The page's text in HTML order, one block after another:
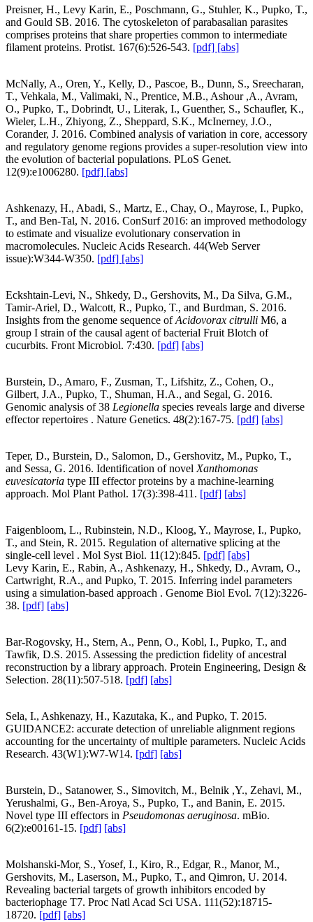
Preisner, H., Levy Karin, E., Poschmann, G., Stuhler, K., Pupko, T.,
and Gould SB. 2016. The cytoskeleton of parabasalian parasites
comprises proteins that share properties common to intermediate
filament proteins. Protist. 167(6):526-543. [pdf] [abs]
McNally, A., Oren, Y., Kelly, D., Pascoe, B., Dunn, S., Sreecharan,
T., Vehkala, M., Valimaki, N., Prentice, M.B., Ashour ,A., Avram,
O., Pupko, T., Dobrindt, U., Literak, I., Guenther, S., Schaufler, K.,
Wieler, L.H., Zhiyong, Z., Sheppard, S.K., McInerney, J.O.,
Corander, J. 2016. Combined analysis of variation in core, accessory
and regulatory genome regions provides a super-resolution view into
the evolution of bacterial populations. PLoS Genet.
12(9):e1006280. [pdf] [abs]
Ashkenazy, H., Abadi, S., Martz, E., Chay, O., Mayrose, I., Pupko,
T., and Ben-Tal, N. 2016. ConSurf 2016: an improved methodology
to estimate and visualize evolutionary conservation in
macromolecules. Nucleic Acids Research. 44(Web Server
issue):W344-W350. [pdf] [abs]
Eckshtain-Levi, N., Shkedy, D., Gershovits, M., Da Silva, G.M.,
Tamir-Ariel, D., Walcott, R., Pupko, T., and Burdman, S. 2016.
Insights from the genome sequence ofAcidovorax citrulli M6, a
group I strain of the causal agent of bacterial Fruit Blotch of
cucurbits. Front Microbiol. 7:430. [pdf] [abs]
Burstein, D., Amaro, F., Zusman, T., Lifshitz, Z., Cohen, O.,
Gilbert, J.A., Pupko, T., Shuman, H.A., and Segal, G. 2016.
Genomic analysis of 38 Legionella species reveals large and diverse
effector repertoires . Nature Genetics. 48(2):167-75. [pdf] [abs]
Teper, D., Burstein, D., Salomon, D., Gershovitz, M., Pupko, T.,
and Sessa, G. 2016. Identification of novel Xanthomonas
euvesicatoria type III effector proteins by a machine-learning
approach. Mol Plant Pathol. 17(3):398-411. [pdf] [abs]
Faigenbloom, L., Rubinstein, N.D., Kloog, Y., Mayrose, I., Pupko,
T., and Stein, R. 2015. Regulation of alternative splicing at the
single-cell level . Mol Syst Biol. 11(12):845. [pdf] [abs]
Levy Karin, E., Rabin, A., Ashkenazy, H., Shkedy, D., Avram, O.,
Cartwright, R.A., and Pupko, T. 2015. Inferring indel parameters
using a simulation-based approach . Genome Biol Evol. 7(12):3226-
38. [pdf] [abs]
Bar-Rogovsky, H., Stern, A., Penn, O., Kobl, I., Pupko, T., and
Tawfik, D.S. 2015. Assessing the prediction fidelity of ancestral
reconstruction by a library approach. Protein Engineering, Design &
Selection. 28(11):507-518. [pdf] [abs]
Sela, I., Ashkenazy, H., Kazutaka, K., and Pupko, T. 2015.
GUIDANCE2: accurate detection of unreliable alignment regions
accounting for the uncertainty of multiple parameters. Nucleic Acids
Research. 43(W1):W7-W14. [pdf] [abs]
Burstein, D., Satanower, S., Simovitch, M., Belnik ,Y., Zehavi, M.,
Yerushalmi, G., Ben-Aroya, S., Pupko, T., and Banin, E. 2015.
Novel type III effectors in Pseudomonas aeruginosa. mBio.
6(2):e00161-15. [pdf] [abs]
Molshanski-Mor, S., Yosef, I., Kiro, R., Edgar, R., Manor, M.,
Gershovits, M., Laserson, M., Pupko, T., and Qimron, U. 2014.
Revealing bacterial targets of growth inhibitors encoded by
bacteriophage T7. Proc Natl Acad Sci USA. 111(52):18715-
18720. [pdf] [abs]